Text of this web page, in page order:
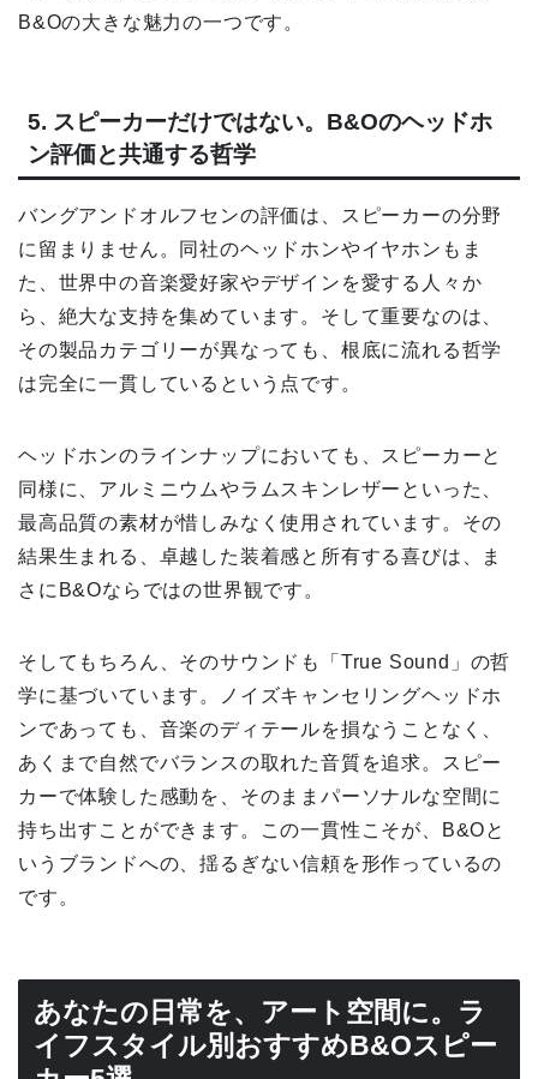
B&Oの大きな魅力の一つです。
5. スピーカーだけではない。B&Oのヘッドホ
ン評価と共通する哲学
バングアンドオルフセンの評価は、スピーカーの分野
に留まりません。同社のヘッドホンやイヤホンもま
た、世界中の音楽愛好家やデザインを愛する人々か
ら、絶大な支持を集めています。そして重要なのは、
その製品カテゴリーが異なっても、根底に流れる哲学
は完全に一貫しているという点です。
ヘッドホンのラインナップにおいても、スピーカーと
同様に、アルミニウムやラムスキンレザーといった、
最高品質の素材が惜しみなく使用されています。その
結果生まれる、卓越した装着感と所有する喜びは、ま
さにB&Oならではの世界観です。
そしてもちろん、そのサウンドも「True Sound」の哲
学に基づいています。ノイズキャンセリングヘッドホ
ンであっても、音楽のディテールを損なうことなく、
あくまで自然でバランスの取れた音質を追求。スピー
カーで体験した感動を、そのままパーソナルな空間に
持ち出すことができます。この一貫性こそが、B&Oと
いうブランドへの、揺るぎない信頼を形作っているの
です。
あなたの日常を、アート空間に。ラ
イフスタイル別おすすめB&Oスピー